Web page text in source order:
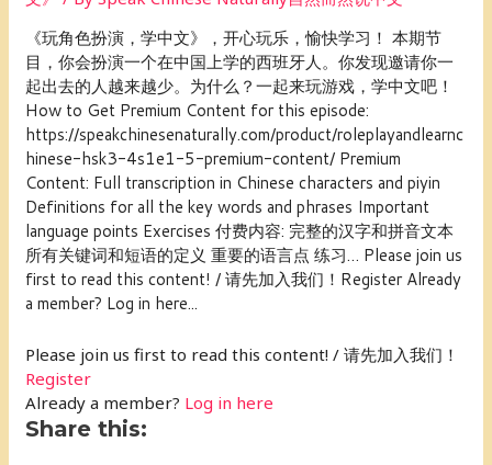
《玩角色扮演，学中文》，开心玩乐，愉快学习！ 本期节
目，你会扮演一个在中国上学的西班牙人。你发现邀请你一
起出去的人越来越少。为什么？一起来玩游戏，学中文吧！
How to Get Premium Content for this episode:
https://speakchinesenaturally.com/product/roleplayandlearnc
hinese-hsk3-4s1e1-5-premium-content/ Premium
Content: Full transcription in Chinese characters and piyin
Definitions for all the key words and phrases Important
language points Exercises 付费内容: 完整的汉字和拼音文本
所有关键词和短语的定义 重要的语言点 练习… Please join us
first to read this content! / 请先加入我们！Register Already
a member? Log in here...
Please join us first to read this content! / 请先加入我们！
Register
Already a member? Log in here
Share this: